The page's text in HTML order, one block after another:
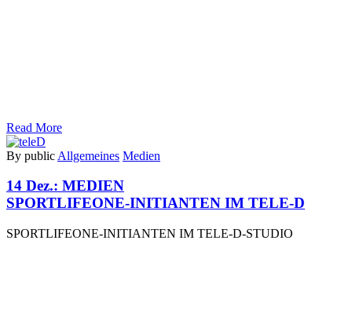
Read More
By public Allgemeines Medien
14 Dez.: MEDIEN
SPORTLIFEONE-INITIANTEN IM TELE-D
SPORTLIFEONE-INITIANTEN IM TELE-D-STUDIO